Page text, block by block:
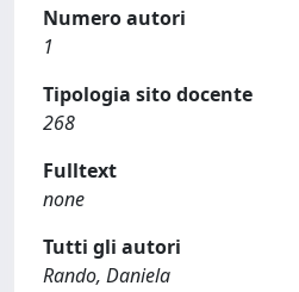
Numero autori
1
Tipologia sito docente
268
Fulltext
none
Tutti gli autori
Rando, Daniela